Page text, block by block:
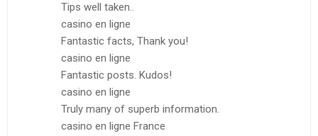
Tips well taken..
casino en ligne
Fantastic facts, Thank you!
casino en ligne
Fantastic posts. Kudos!
casino en ligne
Truly many of superb information.
casino en ligne France